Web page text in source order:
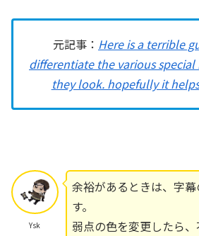
元記事： Here is a terrible
differentiate the various
they look. hopefully it
Ysk
余裕があるときは、字
す。
弱点の色を変更したら